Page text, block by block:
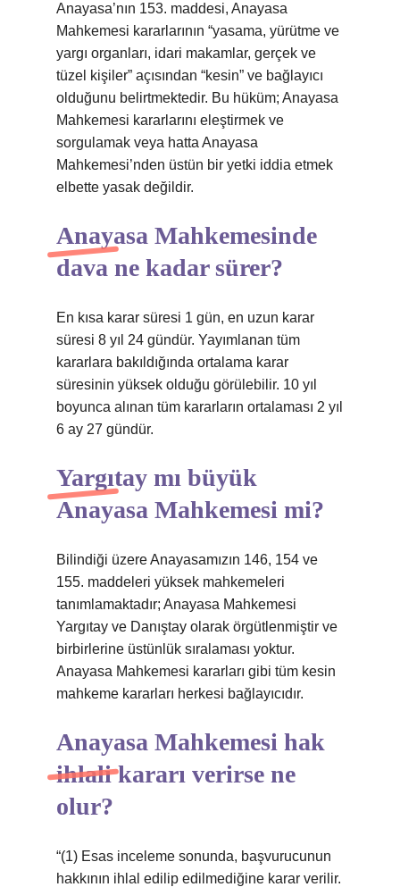
Anayasa’nın 153. maddesi, Anayasa
Mahkemesi kararlarının “yasama, yürütme ve
yargı organları, idari makamlar, gerçek ve
tüzel kişiler” açısından “kesin” ve bağlayıcı
olduğunu belirtmektedir. Bu hüküm; Anayasa
Mahkemesi kararlarını eleştirmek ve
sorgulamak veya hatta Anayasa
Mahkemesi’nden üstün bir yetki iddia etmek
elbette yasak değildir.
Anayasa Mahkemesinde
dava ne kadar sürer?
En kısa karar süresi 1 gün, en uzun karar
süresi 8 yıl 24 gündür. Yayımlanan tüm
kararlara bakıldığında ortalama karar
süresinin yüksek olduğu görülebilir. 10 yıl
boyunca alınan tüm kararların ortalaması 2 yıl
6 ay 27 gündür.
Yargıtay mı büyük
Anayasa Mahkemesi mi?
Bilindiği üzere Anayasamızın 146, 154 ve
155. maddeleri yüksek mahkemeleri
tanımlamaktadır; Anayasa Mahkemesi
Yargıtay ve Danıştay olarak örgütlenmiştir ve
birbirlerine üstünlük sıralaması yoktur.
Anayasa Mahkemesi kararları gibi tüm kesin
mahkeme kararları herkesi bağlayıcıdır.
Anayasa Mahkemesi hak
ihlali kararı verirse ne
olur?
“(1) Esas inceleme sonunda, başvurucunun
hakkının ihlal edilip edilmediğine karar verilir.